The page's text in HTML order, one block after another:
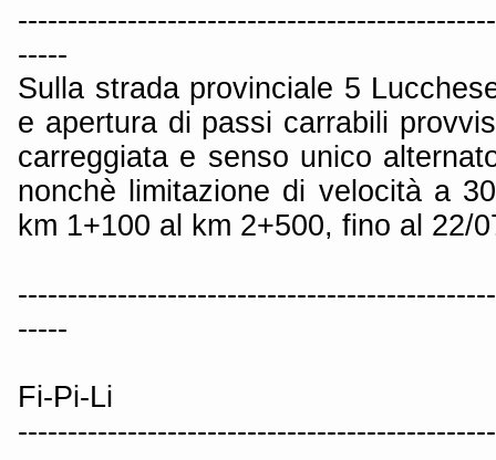
-----
Sulla strada provinciale 5
e apertura di passi carrabili
carreggiata e senso unico
nonchè limitazione di velocità a
km 1+100 al km 2+500, fino al 22/
-----
Fi-Pi-Li